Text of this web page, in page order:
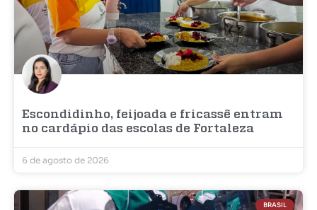
Escondidinho, feijoada e fricassê entram
no cardápio das escolas de Fortaleza
6 de agosto de 2026
BRASIL